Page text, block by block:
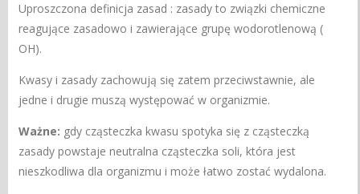
Uproszczona definicja zasad : zasady to związki chemiczne
reagujące zasadowo i zawierające grupę wodorotlenową (
OH).
Kwasy i zasady zachowują się zatem przeciwstawnie, ale
jedne i drugie muszą występować w organizmie.
Ważne: gdy cząsteczka kwasu spotyka się z cząsteczką
zasady powstaje neutralna cząsteczka soli, która jest
nieszkodliwa dla organizmu i może łatwo zostać wydalona.